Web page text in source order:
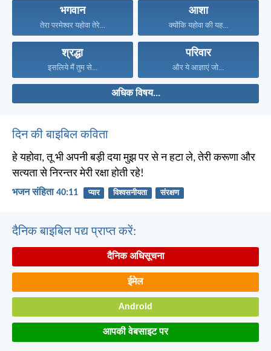
भगवान
तेरा परमेश्वर यहोवा तेरे...
आशा
क्योंकि यहोवा की यह...
श्रद्धा
इसलिये मैं तुम से...
परिवार
और ये आज्ञाएं जो...
अधिक विषय...
दिन की बाइबिल कविता
हे यहोवा, तू भी अपनी बड़ी दया मुझ पर से न हटा ले, तेरी करूणा और
सत्यता से निरन्तर मेरी रक्षा होती रहे!
भजन संहिता 40:11 प्यार विश्वसनीयता संरक्षण
दैनिक बाइबिल पद्य प्राप्त करें:
दैनिक अधिसूचना
ईमेल
Android
आपकी वेबसाइट पर